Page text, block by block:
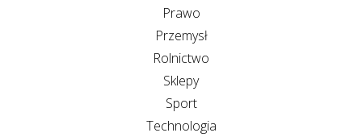
Prawo
Przemysł
Rolnictwo
Sklepy
Sport
Technologia